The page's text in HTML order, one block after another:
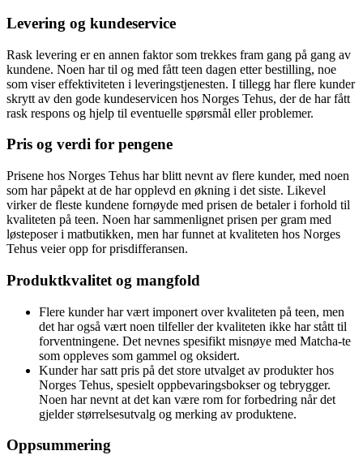
Levering og kundeservice
Rask levering er en annen faktor som trekkes fram gang på gang av
kundene. Noen har til og med fått teen dagen etter bestilling, noe
som viser effektiviteten i leveringstjenesten. I tillegg har flere kunder
skrytt av den gode kundeservicen hos Norges Tehus, der de har fått
rask respons og hjelp til eventuelle spørsmål eller problemer.
Pris og verdi for pengene
Prisene hos Norges Tehus har blitt nevnt av flere kunder, med noen
som har påpekt at de har opplevd en økning i det siste. Likevel
virker de fleste kundene fornøyde med prisen de betaler i forhold til
kvaliteten på teen. Noen har sammenlignet prisen per gram med
løsteposer i matbutikken, men har funnet at kvaliteten hos Norges
Tehus veier opp for prisdifferansen.
Produktkvalitet og mangfold
Flere kunder har vært imponert over kvaliteten på teen, men
det har også vært noen tilfeller der kvaliteten ikke har stått til
forventningene. Det nevnes spesifikt misnøye med Matcha-te
som oppleves som gammel og oksidert.
Kunder har satt pris på det store utvalget av produkter hos
Norges Tehus, spesielt oppbevaringsbokser og tebrygger.
Noen har nevnt at det kan være rom for forbedring når det
gjelder størrelsesutvalg og merking av produktene.
Oppsummering